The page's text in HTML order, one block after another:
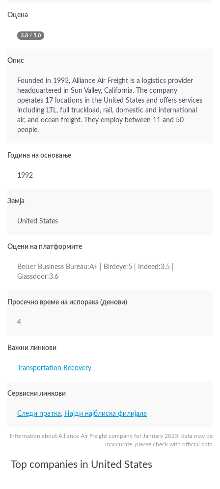
Information about Alliance Air Freight company for January 2025, data may be
inaccurate, please check with official data
Оцена
3.8 / 5.0
Опис
Founded in 1993, Alliance Air Freight is a logistics provider
headquartered in Sun Valley, California. The company
operates 17 locations in the United States and offers services
including LTL, full truckload, rail, domestic and international
air, and ocean freight. They employ between 11 and 50
people.
Година на основање
1992
Земја
United States
Оцени на платформите
Better Business Bureau:A+ | Birdeye:5 | Indeed:3.5 |
Glassdoor:3.6
Просечно време на испорака (денови)
4
Важни линкови
Transportation Recovery
Сервисни линкови
Следи пратка, Најди најблиска филијала
Top companies in United States